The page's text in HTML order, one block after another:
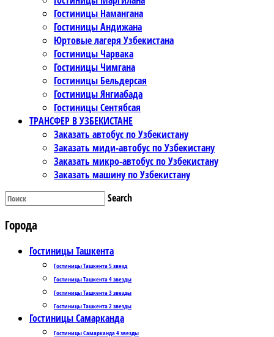
Гостиницы Намангана
Гостиницы Андижана
Юртовые лагеря Узбекистана
Гостиницы Чарвака
Гостиницы Чимгана
Гостиницы Бельдерсая
Гостиницы Янгиабада
Гостиницы Сентябсая
ТРАНСФЕР В УЗБЕКИСТАНЕ
Заказать автобус по Узбекистану
Заказать миди-автобус по Узбекистану
Заказать микро-автобус по Узбекистану
Заказать машину по Узбекистану
Search
Города
Гостиницы Ташкента
Гостиницы Ташкента 5 звезд
Гостиницы Ташкента 4 звезды
Гостиницы Ташкента 3 звезды
Гостиницы Ташкента 2 звезды
Гостиницы Самарканда
Гостиницы Самарканда 4 звезды